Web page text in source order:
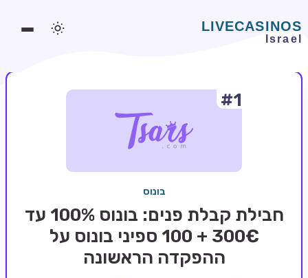
משחקים אונליין
בלאקג'ק אונליין
#1
בונוס
חבילת קבלת פנים: בונוס 100% עד
300€ + 100 ספיני בונוס על
ההפקדה הראשונה